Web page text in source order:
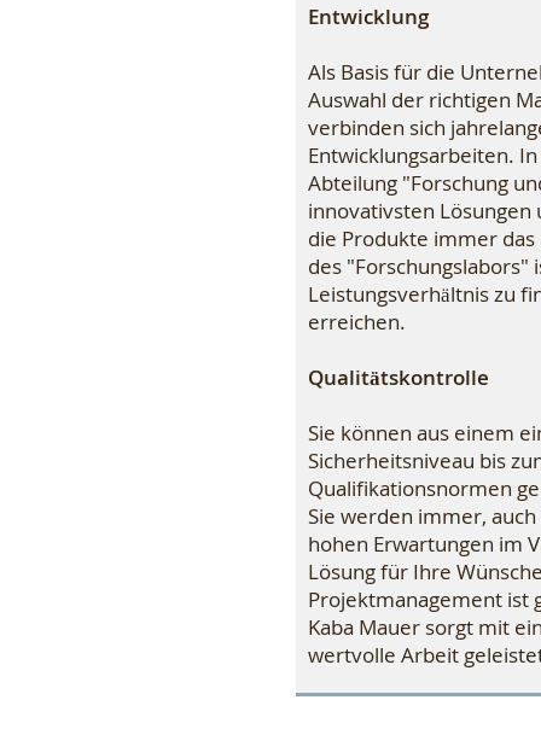
Entwicklung
Als Basis für die
Auswahl der richtigen
verbinden sich
Entwicklungsarbeiten.
Abteilung "Forschung
innovativsten Lösungen
die Produkte immer das
des "Forschungslabors"
Leistungsverhältnis zu
erreichen.
Qualitätskontrolle
Sie können aus einem
Sicherheitsniveau bis
Qualifikationsnormen
Sie werden immer,
hohen Erwartungen im
Lösung für Ihre
Projektmanagement ist
Kaba Mauer sorgt mit
wertvolle Arbeit